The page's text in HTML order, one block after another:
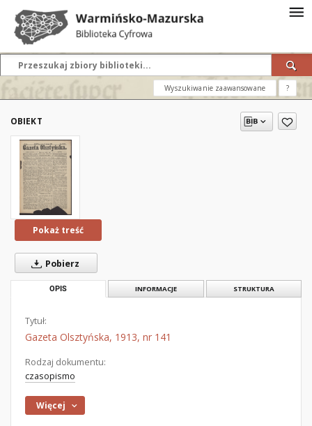
Wyszukiwanie zaawansowane ?
OBIEKT
Pokaż treść
Pobierz
OPIS INFORMACJE STRUKTURA
Tytuł:
Gazeta Olsztyńska, 1913, nr 141
Rodzaj dokumentu:
czasopismo
Więcej